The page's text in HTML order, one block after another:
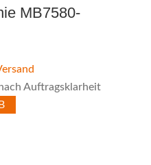
MB7580-
Auftragsklarheit